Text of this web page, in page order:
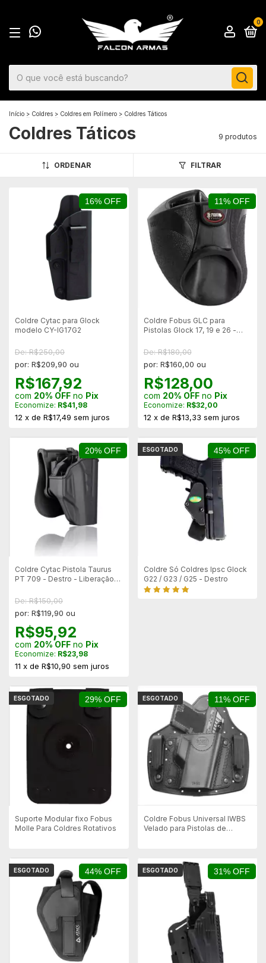
0
Início > Coldres > Coldres em Polímero > Coldres Táticos
Coldres Táticos 9 produtos
ORDENAR FILTRAR
16% OFF
Coldre Cytac para Glock
modelo CY-IG17G2
De: R$250,00
por: R$209,90 ou
R$167,92
com 20% OFF no Pix
Economize: R$41,98
12 x de R$17,49 sem juros
11% OFF
Coldre Fobus GLC para
Pistolas Glock 17, 19 e 26 -
De: R$180,00
por: R$160,00 ou
R$128,00
com 20% OFFno Pix
Economize: R$32,00
12 x de R$13,33 sem juros
20% OFF
Coldre Cytac Pistola Taurus
PT 709 - Destro - Liberação
De: R$150,00
por: R$119,90 ou
R$95,92
com 20% OFF no Pix
Economize: R$23,98
11 x de R$10,90 sem juros
45% OFF
ESGOTADO
Coldre Só Coldres Ipsc Glock
G22 / G23 / G25 - Destro
29% OFF
ESGOTADO
Suporte Modular fixo Fobus
Molle Para Coldres Rotativos
11% OFF
ESGOTADO
Coldre Fobus Universal IWBS
Velado para Pistolas de
44% OFF
ESGOTADO 31% OFF
ESGOTADO